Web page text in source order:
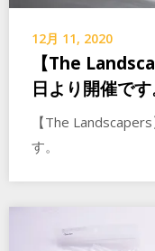
12月 11, 2020
【The
日より開催です
【The
す。